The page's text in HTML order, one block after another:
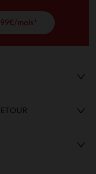
mois*